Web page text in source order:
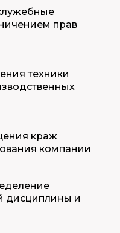
прав
техники
краж
компании
дисциплины и